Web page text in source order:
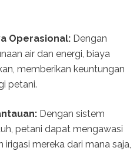
Operasional: Dengan
air dan energi, biaya
memberikan keuntungan
petani.
Dengan sistem
petani dapat mengawasi
mereka dari mana saja,